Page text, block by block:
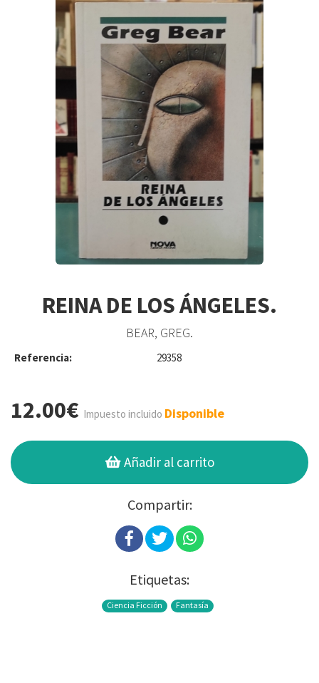
REINA DE LOS ÁNGELES.
BEAR, GREG.
Referencia: 29358
12.00€ Impuesto incluido Disponible
Añadir al carrito
Compartir:
Etiquetas:
Ciencia Ficción Fantasía